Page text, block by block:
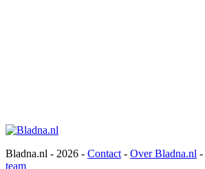
Bladna.nl - 2026 - Contact - Over Bladna.nl -
team